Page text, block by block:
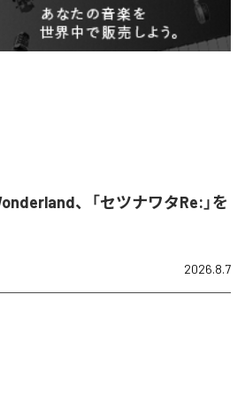
、「セツナワタRe:」を
2026.8.7